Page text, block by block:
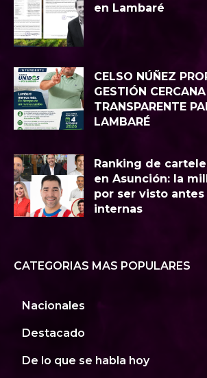
en Lambaré
CELSO NÚÑEZ
GESTIÓN
TRANSPARENTE
LAMBARÉ
Ranking de
en Asunción: la
por ser visto antes
internas
CATEGORIAS MAS POPULARES
Nacionales
Destacado
De lo que se habla hoy